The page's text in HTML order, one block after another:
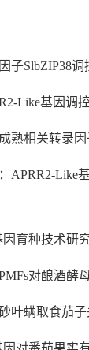
子SlbZIP38调
Like基因调
熟相关转录因
APRR2-Like
育种技术研
对酿酒酵
叶螨取食茄